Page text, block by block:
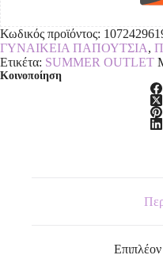
Κωδικός προϊόντος:
ΓΥΝΑΙΚΕΙΑ ΠΑΠΟΥΤΣΙΑ,
Ετικέτα: SUMMER OUTLET
Κοινοποίηση